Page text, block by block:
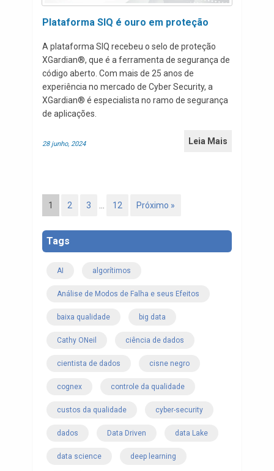
Plataforma SIQ é ouro em proteção
A plataforma SIQ recebeu o selo de proteção
XGardian®, que é a ferramenta de segurança de
código aberto. Com mais de 25 anos de
experiência no mercado de Cyber Security, a
XGardian® é especialista no ramo de segurança
de aplicações.
28 junho, 2024 Leia Mais
1 2 3 12 Próximo »
Tags
AI algorítimos
Análise de Modos de Falha e seus Efeitos
baixa qualidade big data
Cathy ONeil ciência de dados
cientista de dados cisne negro
cognex controle da qualidade
custos da qualidade cyber-security
dados Data Driven data Lake
data science deep learning